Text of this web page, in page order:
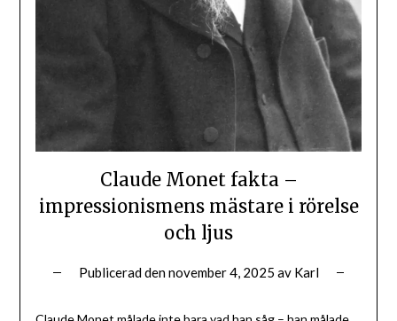
Claude Monet fakta –
impressionismens mästare i rörelse
och ljus
Publicerad dennovember 4, 2025 av Karl